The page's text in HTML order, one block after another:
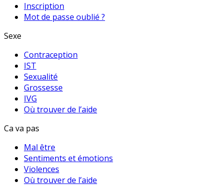
Inscription
Mot de passe oublié ?
Sexe
Contraception
IST
Sexualité
Grossesse
IVG
Où trouver de l’aide
Ca va pas
Mal être
Sentiments et émotions
Violences
Où trouver de l’aide